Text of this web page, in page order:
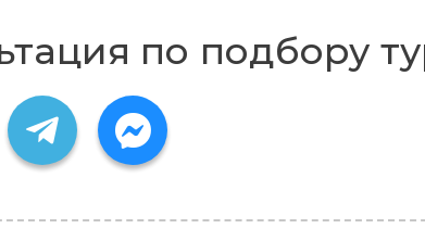
по подбору